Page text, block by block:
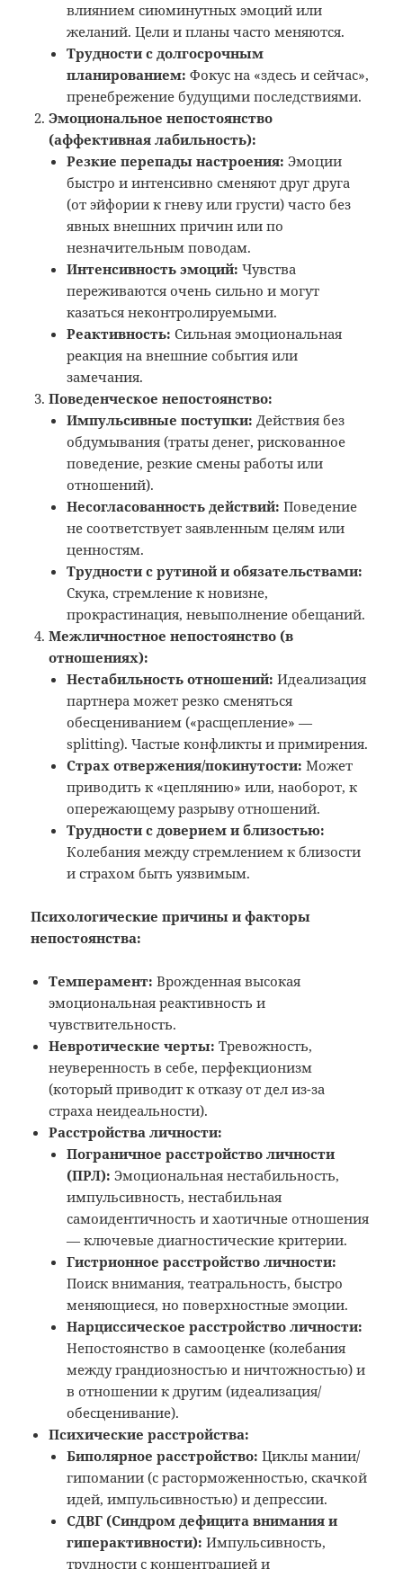
влиянием сиюминутных эмоций или
желаний. Цели и планы часто меняются.
Трудности с долгосрочным
планированием: Фокус на «здесь и сейчас»,
пренебрежение будущими последствиями.
Эмоциональное непостоянство
(аффективная лабильность):
Резкие перепады настроения: Эмоции
быстро и интенсивно сменяют друг друга
(от эйфории к гневу или грусти) часто без
явных внешних причин или по
незначительным поводам.
Интенсивность эмоций: Чувства
переживаются очень сильно и могут
казаться неконтролируемыми.
Реактивность: Сильная эмоциональная
реакция на внешние события или
замечания.
Поведенческое непостоянство:
Импульсивные поступки: Действия без
обдумывания (траты денег, рискованное
поведение, резкие смены работы или
отношений).
Несогласованность действий: Поведение
не соответствует заявленным целям или
ценностям.
Трудности с рутиной и обязательствами:
Скука, стремление к новизне,
прокрастинация, невыполнение обещаний.
Межличностное непостоянство (в
отношениях):
Нестабильность отношений: Идеализация
партнера может резко сменяться
обесцениванием («расщепление» —
splitting). Частые конфликты и примирения.
Страх отвержения/покинутости: Может
приводить к «цеплянию» или, наоборот, к
опережающему разрыву отношений.
Трудности с доверием и близостью:
Колебания между стремлением к близости
и страхом быть уязвимым.
Психологические причины и факторы
непостоянства:
Темперамент: Врожденная высокая
эмоциональная реактивность и
чувствительность.
Невротические черты: Тревожность,
неуверенность в себе, перфекционизм
(который приводит к отказу от дел из-за
страха неидеальности).
Расстройства личности:
Пограничное расстройство личности
(ПРЛ): Эмоциональная нестабильность,
импульсивность, нестабильная
самоидентичность и хаотичные отношения
— ключевые диагностические критерии.
Гистрионное расстройство личности:
Поиск внимания, театральность, быстро
меняющиеся, но поверхностные эмоции.
Нарциссическое расстройство личности:
Непостоянство в самооценке (колебания
между грандиозностью и ничтожностью) и
в отношении к другим (идеализация/
обесценивание).
Психические расстройства:
Биполярное расстройство: Циклы мании/
гипомании (с расторможенностью, скачкой
идей, импульсивностью) и депрессии.
СДВГ (Синдром дефицита внимания и
гиперактивности): Импульсивность,
трудности с концентрацией и